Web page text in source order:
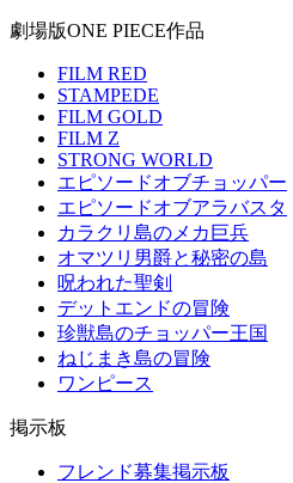
劇場版ONE PIECE作品
FILM RED
STAMPEDE
FILM GOLD
FILM Z
STRONG WORLD
エピソードオブチョッパー
エピソードオブアラバスタ
カラクリ島のメカ巨兵
オマツリ男爵と秘密の島
呪われた聖剣
デットエンドの冒険
珍獣島のチョッパー王国
ねじまき島の冒険
ワンピース
掲示板
フレンド募集掲示板